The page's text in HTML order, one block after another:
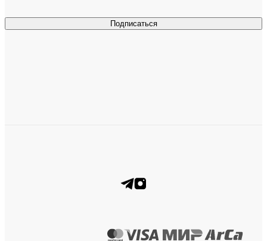
Подписаться